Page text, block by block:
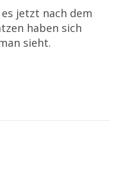
jetzt nach dem
haben sich
sieht.